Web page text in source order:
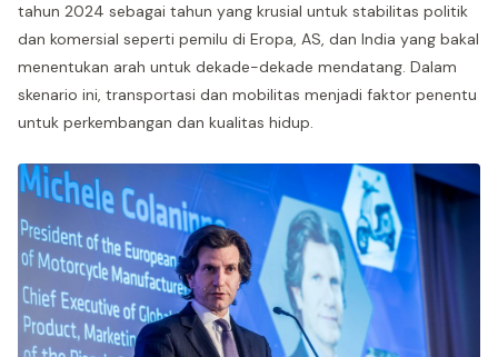
tahun 2024 sebagai tahun yang krusial untuk stabilitas politik
dan komersial seperti pemilu di Eropa, AS, dan India yang bakal
menentukan arah untuk dekade-dekade mendatang. Dalam
skenario ini, transportasi dan mobilitas menjadi faktor penentu
untuk perkembangan dan kualitas hidup.